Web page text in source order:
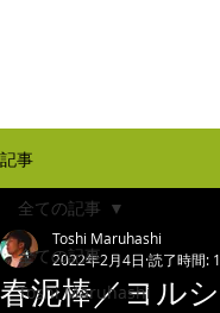
記事
全ての記事
Toshi Maruhashi
全ての記事
春泥棒／ヨル
Toshi Maruhashi
2022年2月4日 読了時間: